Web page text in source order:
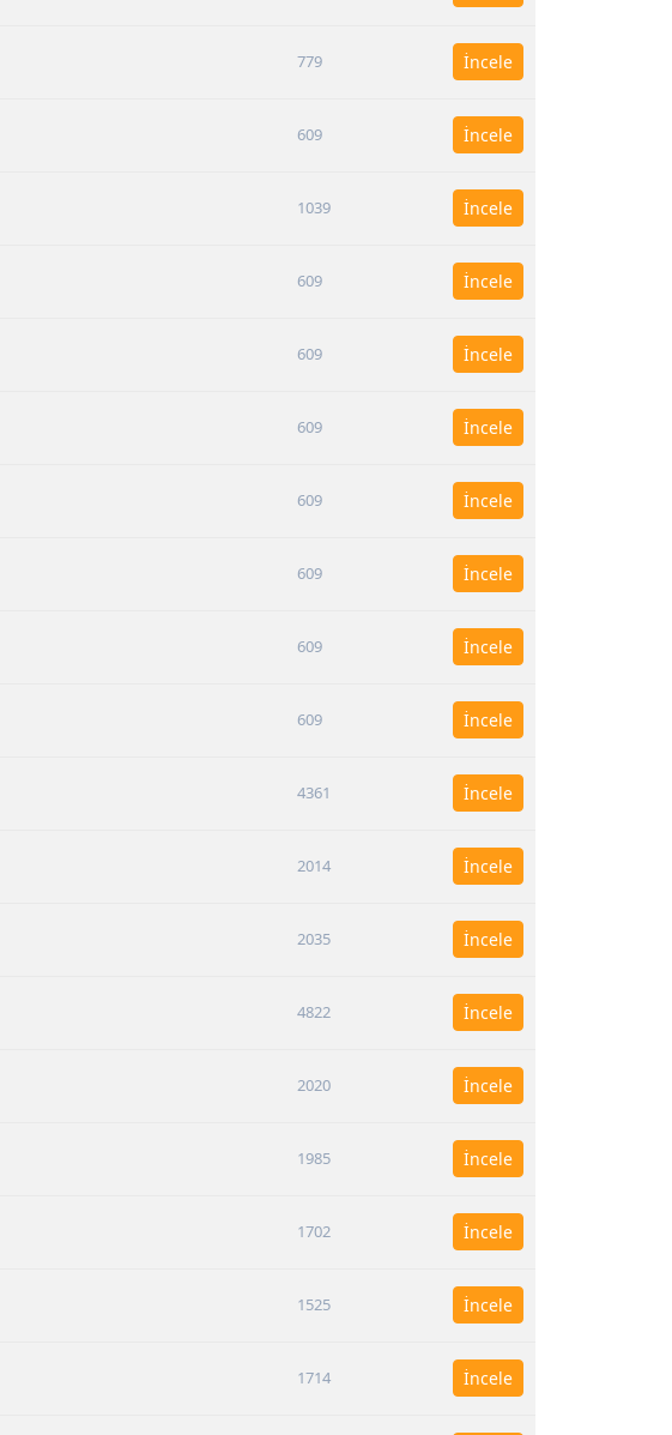
779 İncele
609 İncele
1039 İncele
609 İncele
609 İncele
609 İncele
609 İncele
609 İncele
609 İncele
609 İncele
4361 İncele
2014 İncele
2035 İncele
4822 İncele
2020 İncele
1985 İncele
1702 İncele
1525 İncele
1714 İncele